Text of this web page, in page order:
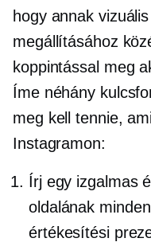
hogy annak
megállításához
koppintással meg
Íme néhány
meg kell tennie,
Instagramon:
Írj egy izgalmas
oldalának
értékesítési